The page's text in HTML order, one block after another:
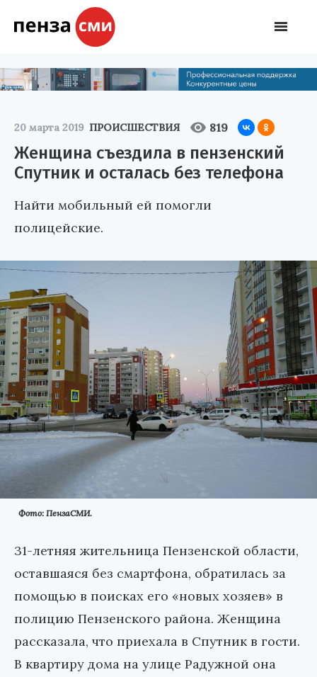
20 марта 2019 ПРОИСШЕСТВИЯ 819
Женщина съездила в пензенский
Спутник и осталась без телефона
Найти мобильный ей помогли
полицейские.
Фото: ПензаСМИ.
31-летняя жительница Пензенской области,
оставшаяся без смартфона, обратилась за
помощью в поисках его «новых хозяев» в
полицию Пензенского района. Женщина
рассказала, что приехала в Спутник в гости.
В квартиру дома на улице Радужной она